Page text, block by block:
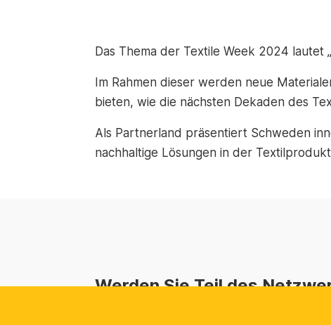
Das Thema der Textile Week 2024 lautet
Im Rahmen dieser werden neue
bieten, wie die nächsten Dekaden des
Als Partnerland präsentiert Schweden
nachhaltige Lösungen in der
Werden Sie Teil des